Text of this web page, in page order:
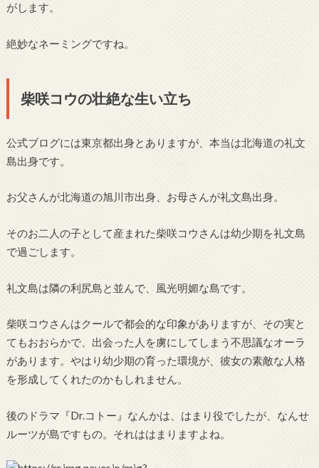
がします。
絶妙なネーミングですね。
柴咲コウの壮絶な生い立ち
公式ブログには東京都出身とありますが、本当は北海道の礼文
島出身です。
お父さんが北海道の旭川市出身、お母さんが礼文島出身。
そのお二人の子として産まれた柴咲コウさんは幼少期を礼文島
で過ごします。
礼文島は隣の利尻島と並んで、風光明媚な島です。
柴咲コウさんはクールで都会的な印象がありますが、その実と
てもおおらかで、出会った人を虜にしてしまう不思議なオーラ
があります。やはり幼少期の育った環境が、彼女の素敵な人格
を形成してくれたのかもしれません。
後のドラマ『Dr.コトー』なんかは、はまり役でしたが、なんせ
ルーツが島ですもの。それははまりますよね。